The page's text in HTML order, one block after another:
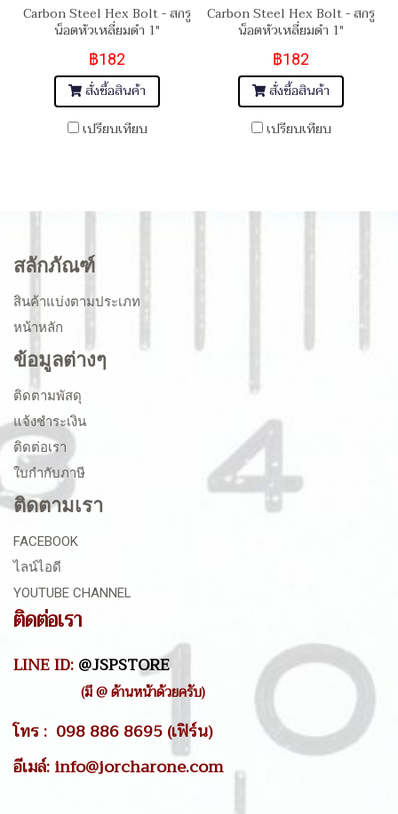
Carbon Steel Hex Bolt - สกรู
น็อตหัวเหลี่ยมดำ 1"
10.9
฿182
สั่งซื้อสินค้า
เปรียบเทียบ
Carbon Steel Hex Bolt - สกรู
น็อตหัวเหลี่ยมดำ 1"
10.9
฿182
สั่งซื้อสินค้า
เปรียบเทียบ
สลักภัณฑ์
สินค้าแบ่งตามประเภท
หน้าหลัก
ข้อมูลต่างๆ
ติดตามพัสดุ
แจ้งชำระเงิน
ติดต่อเรา
ใบกำกับภาษี
ติดตามเรา
FACEBOOK
ไลน์ไอดี
YOUTUBE CHANNEL
ติดต่อเรา
LINE ID:@JSPSTORE
(มี @ ด้านหน้าด้วยครับ)
โทร : 098 886 8695 (เฟิร์น)
อีเมล์: info@jorcharone.com